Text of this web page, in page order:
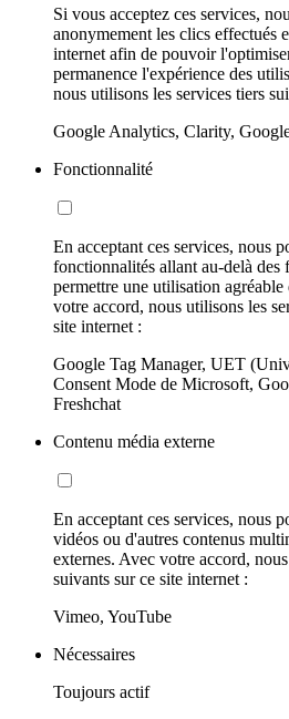
Si vous acceptez ces services,
anonymement les clics effectués
internet afin de pouvoir
permanence l'expérience des
nous utilisons les services tiers
Google Analytics, Clarity,
Fonctionnalité
En acceptant ces services, nous
fonctionnalités allant au-delà des
permettre une utilisation
votre accord, nous utilisons les
site internet :
Google Tag Manager, UET
Consent Mode de Microsoft,
Freshchat
Contenu média externe
En acceptant ces services, nous
vidéos ou d'autres contenus
externes. Avec votre accord,
suivants sur ce site internet :
Vimeo, YouTube
Nécessaires
Toujours actif